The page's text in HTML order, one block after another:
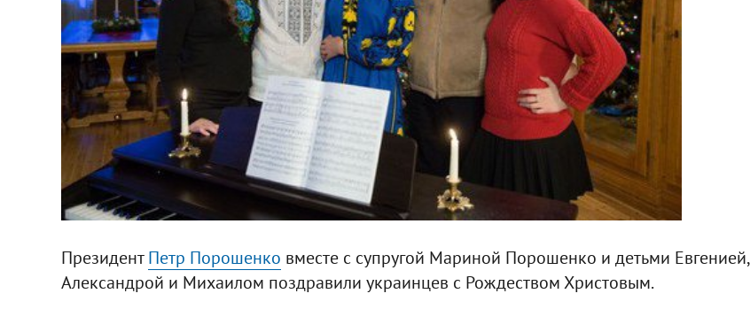
ПрезидентПетр Порошенко вместе с супругой Мариной Порошенко и детьми Евгенией,
Александрой и Михаилом поздравили украинцев с Рождеством Христовым.